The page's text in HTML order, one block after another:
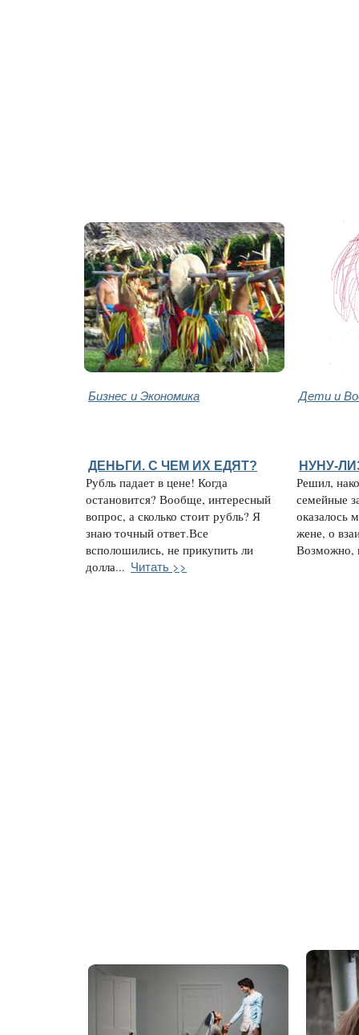
Бизнес и Экономика Дети и
ДЕНЬГИ. С ЧЕМ ИХ ЕДЯТ?
Рубль падает в цене! Когда
остановится? Вообще, интересный
вопрос, а сколько стоит рубль? Я
знаю точный ответ.Все
всполошились, не прикупить ли
долла... Читать >>
НУНУ-
Решил,
семейные
оказалось
жене, о
Возможно,